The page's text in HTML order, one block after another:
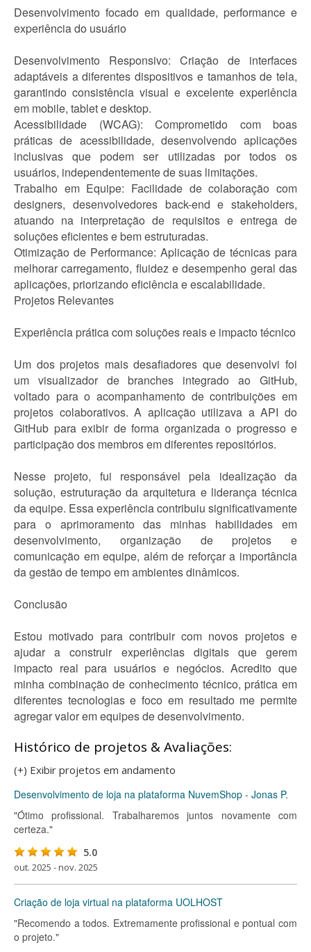
Desenvolvimento focado em qualidade, performance e
experiência do usuário
Desenvolvimento Responsivo: Criação de interfaces
adaptáveis a diferentes dispositivos e tamanhos de tela,
garantindo consistência visual e excelente experiência
em mobile, tablet e desktop.
Acessibilidade (WCAG): Comprometido com boas
práticas de acessibilidade, desenvolvendo aplicações
inclusivas que podem ser utilizadas por todos os
usuários, independentemente de suas limitações.
Trabalho em Equipe: Facilidade de colaboração com
designers, desenvolvedores back-end e stakeholders,
atuando na interpretação de requisitos e entrega de
soluções eficientes e bem estruturadas.
Otimização de Performance: Aplicação de técnicas para
melhorar carregamento, fluidez e desempenho geral das
aplicações, priorizando eficiência e escalabilidade.
Projetos Relevantes
Experiência prática com soluções reais e impacto técnico
Um dos projetos mais desafiadores que desenvolvi foi
um visualizador de branches integrado ao GitHub,
voltado para o acompanhamento de contribuições em
projetos colaborativos. A aplicação utilizava a API do
GitHub para exibir de forma organizada o progresso e
participação dos membros em diferentes repositórios.
Nesse projeto, fui responsável pela idealização da
solução, estruturação da arquitetura e liderança técnica
da equipe. Essa experiência contribuiu significativamente
para o aprimoramento das minhas habilidades em
desenvolvimento, organização de projetos e
comunicação em equipe, além de reforçar a importância
da gestão de tempo em ambientes dinâmicos.
Conclusão
Estou motivado para contribuir com novos projetos e
ajudar a construir experiências digitais que gerem
impacto real para usuários e negócios. Acredito que
minha combinação de conhecimento técnico, prática em
diferentes tecnologias e foco em resultado me permite
agregar valor em equipes de desenvolvimento.
Histórico de projetos & Avaliações:
(+) Exibir projetos em andamento
Desenvolvimento de loja na plataforma NuvemShop - Jonas P.
"Ótimo profissional. Trabalharemos juntos novamente com
certeza."
5.0
out. 2025 - nov. 2025
Criação de loja virtual na plataforma UOLHOST
"Recomendo a todos. Extremamente profissional e pontual com
o projeto."